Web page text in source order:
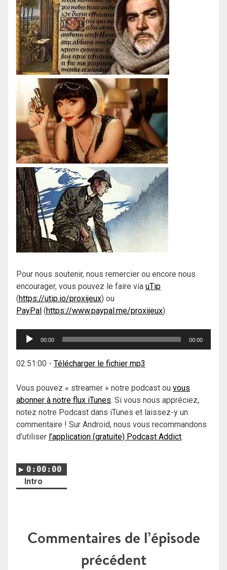
Pour nous soutenir, nous remercier ou encore nous
encourager, vous pouvez le faire via uTip
(https://utip.io/proxijeux) ou
PayPal (https://www.paypal.me/proxijeux).
Lecteur
00:00 00:00
02:51:00 - Télécharger le fichier mp3
Vous pouvez « streamer » notre podcast ou vous
abonner à notre flux iTunes. Si vous nous appréciez,
notez notre Podcast dans iTunes et laissez-y un
commentaire ! Sur Android, nous vous recommandons
d’utiliser l’application (gratuite) Podcast Addict.
0:00:00
Intro
Commentaires de l’épisode
précédent